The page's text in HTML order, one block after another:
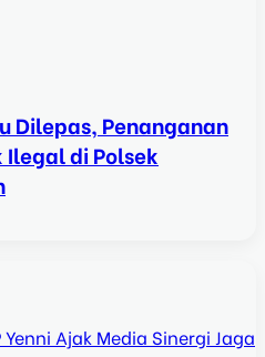
Dilepas, Penanganan
Ilegal di Polsek
Ajak Media Sinergi Jaga